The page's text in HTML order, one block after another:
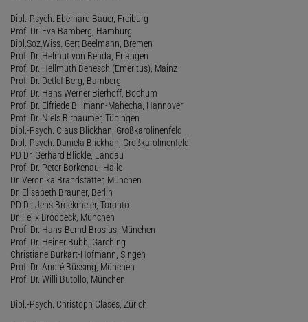
Dipl.-Psych. Eberhard Bauer, Freiburg
Prof. Dr. Eva Bamberg, Hamburg
Dipl.Soz.Wiss. Gert Beelmann, Bremen
Prof. Dr. Helmut von Benda, Erlangen
Prof. Dr. Hellmuth Benesch (Emeritus), Mainz
Prof. Dr. Detlef Berg, Bamberg
Prof. Dr. Hans Werner Bierhoff, Bochum
Prof. Dr. Elfriede Billmann-Mahecha, Hannover
Prof. Dr. Niels Birbaumer, Tübingen
Dipl.-Psych. Claus Blickhan, Großkarolinenfeld
Dipl.-Psych. Daniela Blickhan, Großkarolinenfeld
PD Dr. Gerhard Blickle, Landau
Prof. Dr. Peter Borkenau, Halle
Dr. Veronika Brandstätter, München
Dr. Elisabeth Brauner, Berlin
PD Dr. Jens Brockmeier, Toronto
Dr. Felix Brodbeck, München
Prof. Dr. Hans-Bernd Brosius, München
Prof. Dr. Heiner Bubb, Garching
Christiane Burkart-Hofmann, Singen
Prof. Dr. André Büssing, München
Prof. Dr. Willi Butollo, München
Dipl.-Psych. Christoph Clases, Zürich